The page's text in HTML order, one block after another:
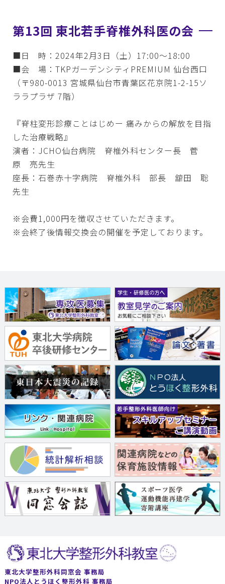
第13回 東北若手脊椎外科医の会
■日 時：2024年2月3日（土）17:00～18:00
■会 場：TKPガーデンシティPREMIUM 仙台西口
（〒980-0013 宮城県仙台市青葉区花京院1-2-15ソ
ララプラザ 7階）
『脊柱変形診療ことはじめー 痛みからの解放を目指
した治療戦略』
演者：JCHO仙台病院 脊椎外科センター長 菅
原 亮先生
座長：石巻赤十字病院 脊椎外科 部長 舘田 聡
先生
※会費1,000円を徴収させていただきます。
※会終了後情報交換会の開催を予定しております。
東北大学整形外科同窓会 事務局
NPO法人とうほく整形外科 事務局